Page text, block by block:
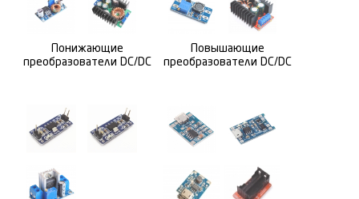
Понижающие
преобразователи DC/DC
Повышающие
преобразователи DC/DC